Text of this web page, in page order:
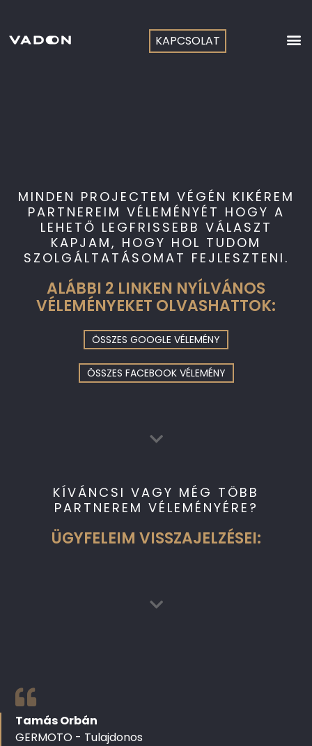
content
KAPCSOLAT
MINDEN PROJECTEM VÉGÉN KIKÉREM
PARTNEREIM VÉLEMÉNYÉT HOGY A
LEHETŐ LEGFRISSEBB VÁLASZT
KAPJAM, HOGY HOL TUDOM
SZOLGÁLTATÁSOMAT FEJLESZTENI.
ALÁBBI 2 LINKEN NYÍLVÁNOS
VÉLEMÉNYEKET OLVASHATTOK:
ÖSSZES GOOGLE VÉLEMÉNY
ÖSSZES FACEBOOK VÉLEMÉNY
KÍVÁNCSI VAGY MÉG TÖBB
PARTNEREM VÉLEMÉNYÉRE?
ÜGYFELEIM VISSZAJELZÉSEI:
Tamás Orbán
GERMOTO - Tulajdonos